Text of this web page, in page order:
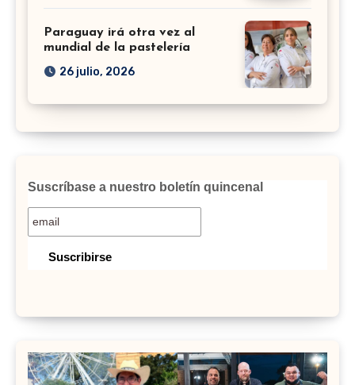
Paraguay irá otra vez al
mundial de la pastelería
26 julio, 2026
Suscríbase a nuestro boletín quincenal